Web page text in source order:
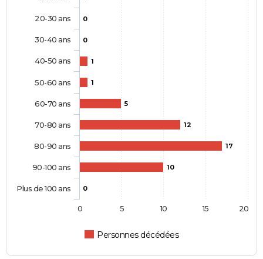
0
0
1
1
5
12
17
10
0
Personnes décédées
20-30 ans
30-40 ans
40-50 ans
50-60 ans
60-70 ans
70-80 ans
80-90 ans
90-100 ans
Plus de 100 ans
0 5 10 15 20